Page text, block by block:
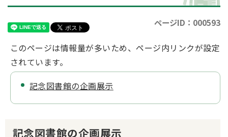
ページID：000593
このページは情報量が多いため、ページ内リンクが設定
されています。
記念図書館の企画展示
記念図書館の企画展示